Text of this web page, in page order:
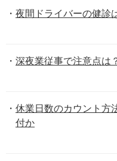
夜間ドライバーの健診
深夜業従事で注意点は
休業日数のカウント方
付か